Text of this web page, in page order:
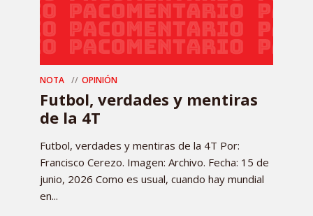
NOTA OPINIÓN
Futbol, verdades y mentiras
de la 4T
Futbol, verdades y mentiras de la 4T Por:
Francisco Cerezo. Imagen: Archivo. Fecha: 15 de
junio, 2026 Como es usual, cuando hay mundial
en...